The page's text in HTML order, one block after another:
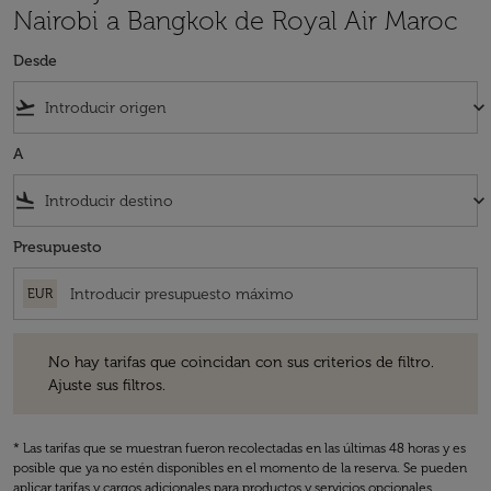
Nairobi a Bangkok de Royal Air Maroc
Desde
flight_takeoff keyboard_arrow_down
A
flight_land keyboard_arrow_down
Presupuesto
EUR
No hay tarifas que coincidan con sus criterios de filtro.
Ajuste sus filtros.
* Las tarifas que se muestran fueron recolectadas en las últimas 48 horas y es
posible que ya no estén disponibles en el momento de la reserva. Se pueden
aplicar tarifas y cargos adicionales para productos y servicios opcionales.